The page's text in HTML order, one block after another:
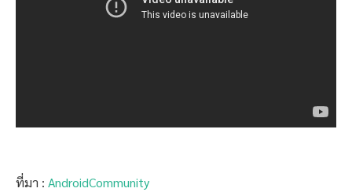
ที่มา : AndroidCommunity